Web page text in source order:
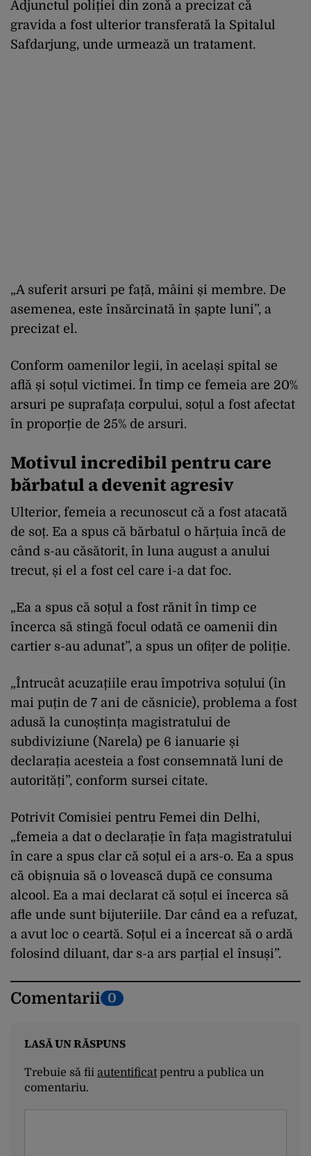
Adjunctul poliției din zonă a precizat că
gravida a fost ulterior transferată la Spitalul
Safdarjung, unde urmează un tratament.
„A suferit arsuri pe față, mâini și membre. De
asemenea, este însărcinată în șapte luni”, a
precizat el.
Conform oamenilor legii, în același spital se
află și soțul victimei. În timp ce femeia are 20%
arsuri pe suprafața corpului, soțul a fost afectat
în proporție de 25% de arsuri.
Motivul incredibil pentru care
bărbatul a devenit agresiv
Ulterior, femeia a recunoscut că a fost atacată
de soț. Ea a spus că bărbatul o hărțuia încă de
când s-au căsătorit, în luna august a anului
trecut, și el a fost cel care i-a dat foc.
„Ea a spus că soțul a fost rănit în timp ce
încerca să stingă focul odată ce oamenii din
cartier s-au adunat”, a spus un ofițer de poliție.
„Întrucât acuzațiile erau împotriva soțului (în
mai puțin de 7 ani de căsnicie), problema a fost
adusă la cunoștința magistratului de
subdiviziune (Narela) pe 6 ianuarie și
declarația acesteia a fost consemnată luni de
autorități”, conform sursei citate.
Potrivit Comisiei pentru Femei din Delhi,
„femeia a dat o declarație în fața magistratului
în care a spus clar că soțul ei a ars-o. Ea a spus
că obișnuia să o lovească după ce consuma
alcool. Ea a mai declarat că soțul ei încerca să
afle unde sunt bijuteriile. Dar când ea a refuzat,
a avut loc o ceartă. Soțul ei a încercat să o ardă
folosind diluant, dar s-a ars parțial el însuși”.
Comentarii 0
LASĂ UN RĂSPUNS
Trebuie să fii autentificatpentru a publica un
comentariu.